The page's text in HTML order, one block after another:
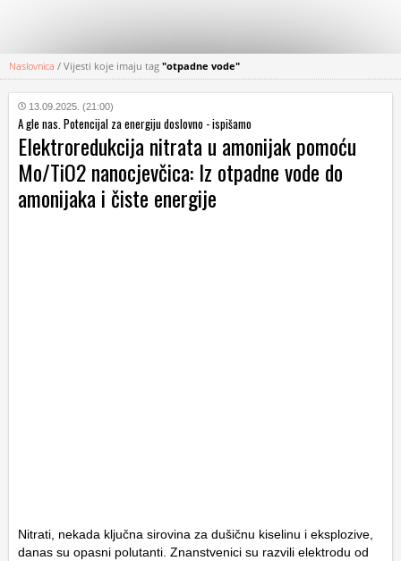
KATEGORIJE
HRVATSKI
WEB
Naslovnica / Vijesti koje imaju tag "otpadne vode"
13.09.2025. (21:00)
A gle nas. Potencijal za energiju doslovno - ispišamo
Elektroredukcija nitrata u amonijak pomoću
Mo/TiO2 nanocjevčica: Iz otpadne vode do
amonijaka i čiste energije
Nitrati, nekada ključna sirovina za dušičnu kiselinu i eksplozive,
danas su opasni polutanti. Znanstvenici su razvili elektrodu od